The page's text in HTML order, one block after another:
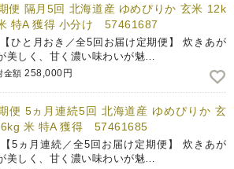
便 隔月5回 北海道産 ゆめぴりか 玄米 12k
特A 獲得 小分け 57461687
ひと月おき／全5回お届け定期便】 炊きあが
美しく、甘く濃い味わいが魅…
金額 258,000円
便 5ヵ月連続5回 北海道産 ゆめぴりか 玄
米 特A 獲得 57461685
5ヵ月連続／全5回お届け定期便】 炊きあが
美しく、甘く濃い味わいが魅…